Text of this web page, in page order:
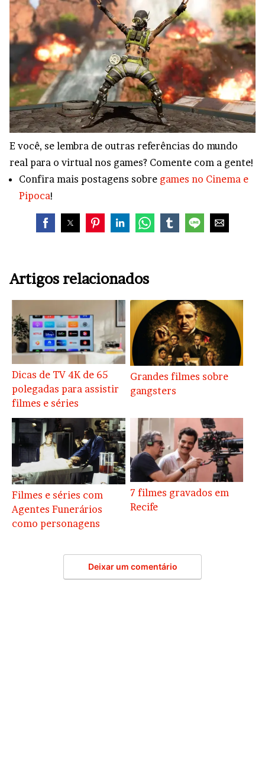
E você, se lembra de outras referências do mundo
real para o virtual nos games? Comente com a gente!
Confira mais postagens sobre games no Cinema e
Pipoca!
Artigos relacionados
Dicas de TV 4K de 65
polegadas para assistir
filmes e séries
Grandes filmes sobre
gangsters
Filmes e séries com
Agentes Funerários
como personagens
7 filmes gravados em
Recife
Deixar um comentário